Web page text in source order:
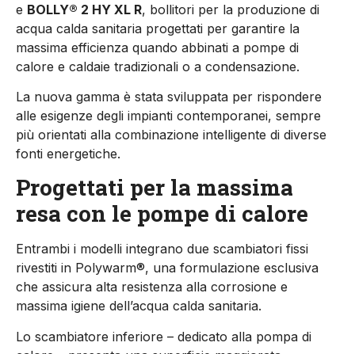
e BOLLY® 2 HY XL R, bollitori per la produzione di
acqua calda sanitaria progettati per garantire la
massima efficienza quando abbinati a pompe di
calore e caldaie tradizionali o a condensazione.
La nuova gamma è stata sviluppata per rispondere
alle esigenze degli impianti contemporanei, sempre
più orientati alla combinazione intelligente di diverse
fonti energetiche.
Progettati per la massima
resa con le pompe di calore
Entrambi i modelli integrano due scambiatori fissi
rivestiti in Polywarm®, una formulazione esclusiva
che assicura alta resistenza alla corrosione e
massima igiene dell’acqua calda sanitaria.
Lo scambiatore inferiore – dedicato alla pompa di